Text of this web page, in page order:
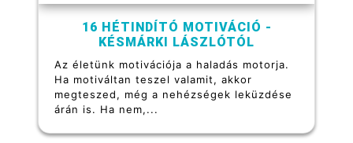
16 HÉTINDÍTÓ MOTIVÁCIÓ -
KÉSMÁRKI LÁSZLÓTÓL
Az életünk motivációja a haladás motorja.
Ha motiváltan teszel valamit, akkor
megteszed, még a nehézségek leküzdése
árán is. Ha nem,...